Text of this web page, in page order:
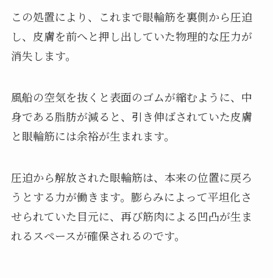
この処置により、これまで眼輪筋を裏側から圧迫
し、皮膚を前へと押し出していた物理的な圧力が
消失します。
風船の空気を抜くと表面のゴムが縮むように、中
身である脂肪が減ると、引き伸ばされていた皮膚
と眼輪筋には余裕が生まれます。
圧迫から解放された眼輪筋は、本来の位置に戻ろ
うとする力が働きます。膨らみによって平坦化さ
せられていた目元に、再び筋肉による凹凸が生ま
れるスペースが確保されるのです。